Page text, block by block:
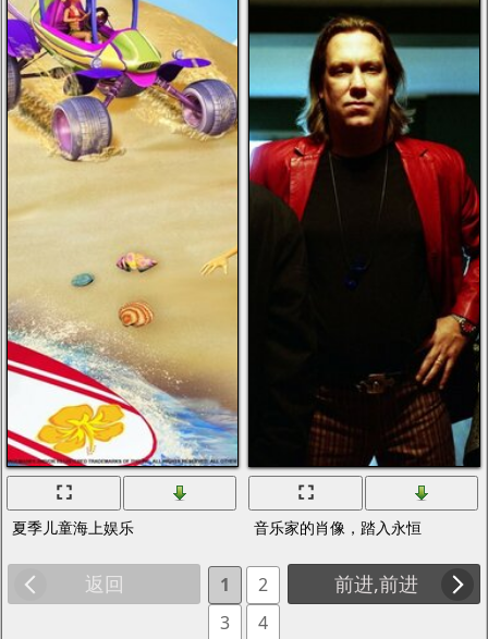
夏季儿童海上娱乐 音乐家的肖像，踏入永恒
返回 前进,前进
1
2
3
4